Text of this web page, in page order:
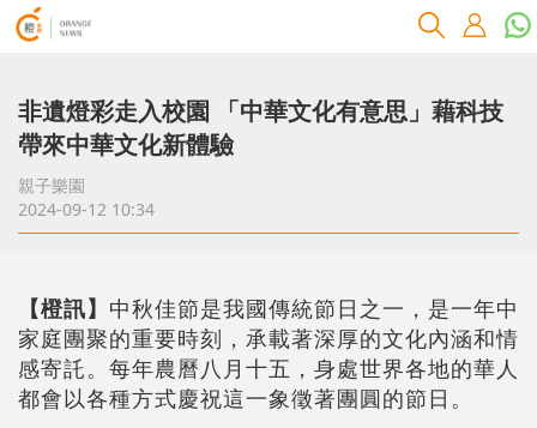
非遺燈彩走入校園 「中華文化有意思」藉科技
帶來中華文化新體驗
親子樂園
2024-09-12 10:34
【橙訊】 中秋佳節是我國傳統節日之一，是一年中
家庭團聚的重要時刻，承載著深厚的文化內涵和情
感寄託。每年農曆八月十五，身處世界各地的華人
都會以各種方式慶祝這一象徵著團圓的節日。